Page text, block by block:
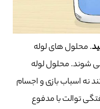
. محلول های لوله
شوند. محلول لوله
نه اسباب بازی و اجسام
توالت با مدفوع